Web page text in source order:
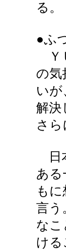
る。
●ふ
Ｙ
の気
い
解決
さら
日
ある
も
言う
なこ
け